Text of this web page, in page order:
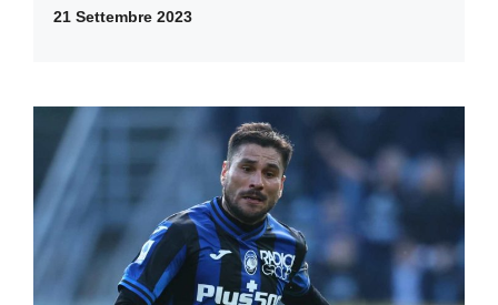
21 Settembre 2023